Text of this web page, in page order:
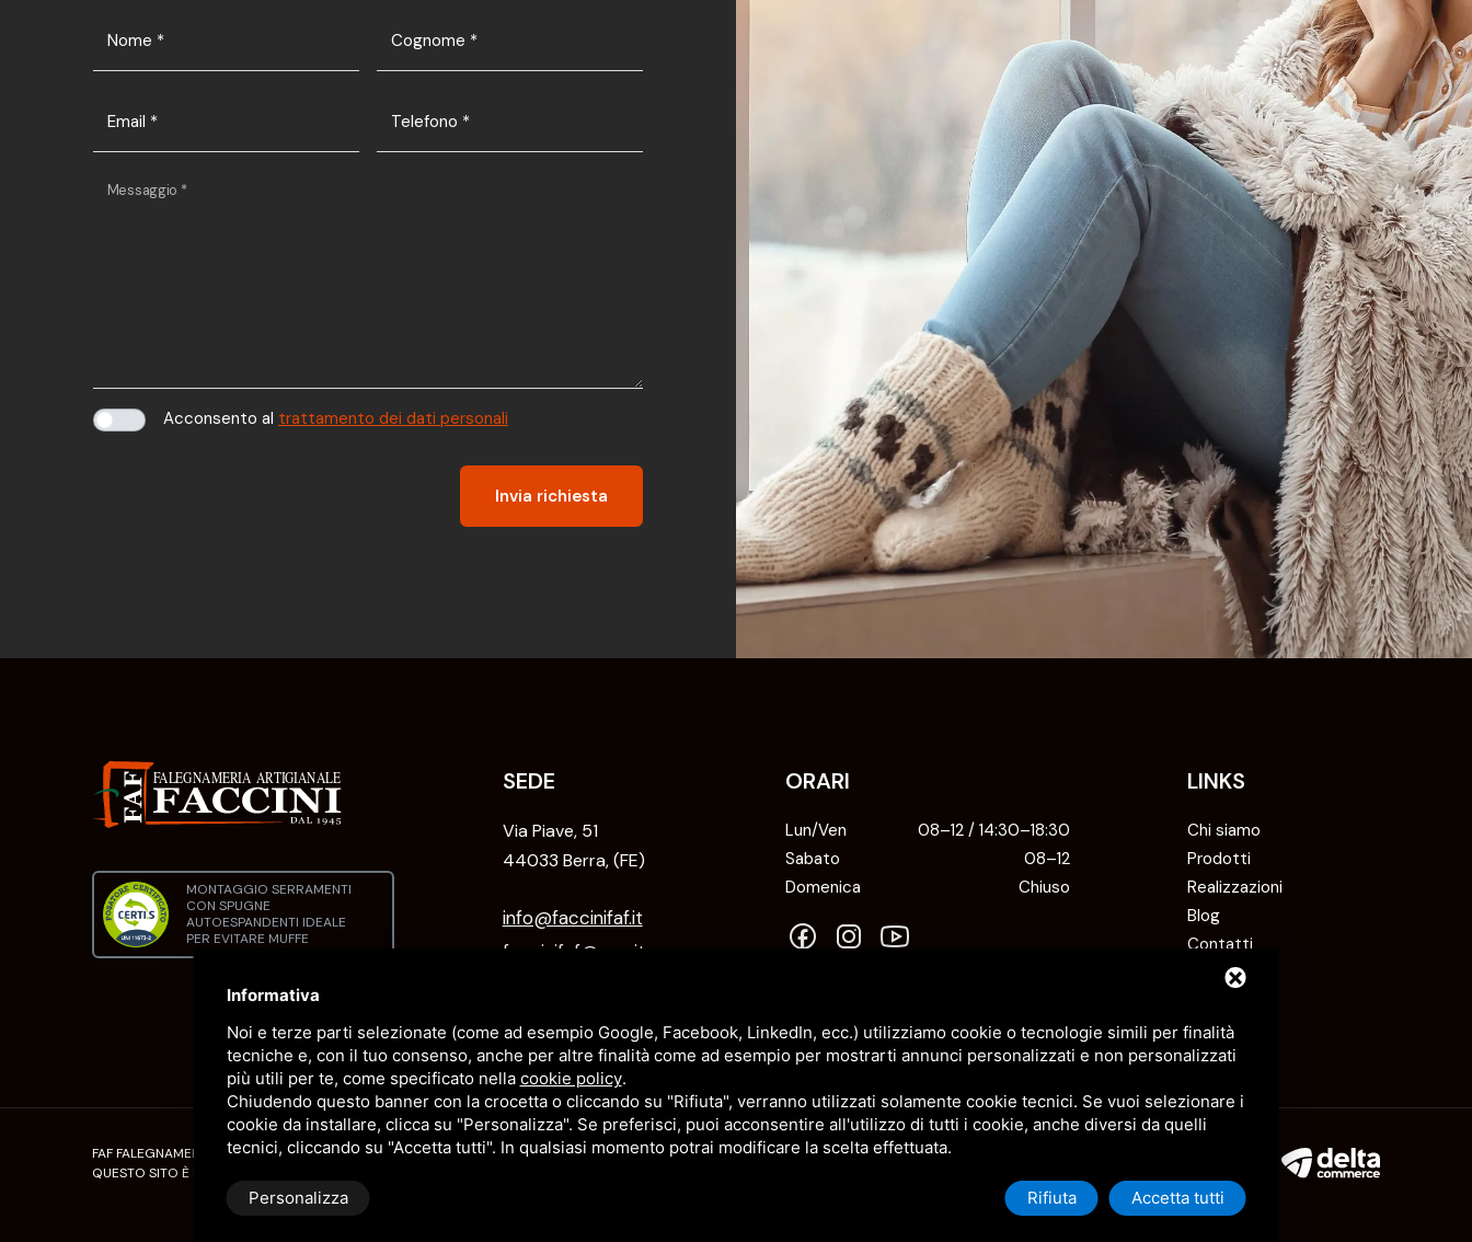
Informativa
Noi e terze parti selezionate (come ad esempio Google, Facebook, LinkedIn, ecc.) utilizziamo cookie o tecnologie simili per finalità
tecniche e, con il tuo consenso, anche per altre finalità come ad esempio per mostrarti annunci personalizzati e non personalizzati
più utili per te, come specificato nella cookie policy.
Chiudendo questo banner con la crocetta o cliccando su "Rifiuta", verranno utilizzati solamente cookie tecnici. Se vuoi selezionare i
cookie da installare, clicca su "Personalizza". Se preferisci, puoi acconsentire all'utilizzo di tutti i cookie, anche diversi da quelli
tecnici, cliccando su "Accetta tutti". In qualsiasi momento potrai modificare la scelta effettuata.
Personalizza Rifiuta Accetta tutti
Nome * Cognome *
Email * Telefono *
Messaggio *
Acconsento al trattamento dei dati personali
Invia richiesta
MONTAGGIO SERRAMENTI
CON SPUGNE
AUTOESPANDENTI IDEALE
PER EVITARE MUFFE
SEDE
Via Piave, 51
44033 Berra, (FE)
info@faccinifaf.it
faccinifaf@pec.it
ORARI
Lun/Ven
08–12 / 14:30–18:30
Sabato
08–12
Domenica
Chiuso
LINKS
Chi siamo
Prodotti
Realizzazioni
Blog
Contatti
FAF FALEGNAMERIA ARTIGIANALE FACCINI DI FACCINI LUCA - C.F.E N.R.I. FCCLCU74C12C980Q -SITEMAP
QUESTO SITO È PROTETTO DA GOOGLE RECAPTCHA V3,